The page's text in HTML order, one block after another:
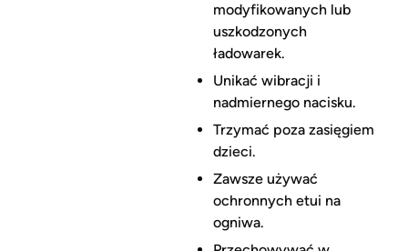
modyfikowanych lub
uszkodzonych
ładowarek.
Unikać wibracji i
nadmiernego nacisku.
Trzymać poza zasięgiem
dzieci.
Zawsze używać
ochronnych etui na
ogniwa.